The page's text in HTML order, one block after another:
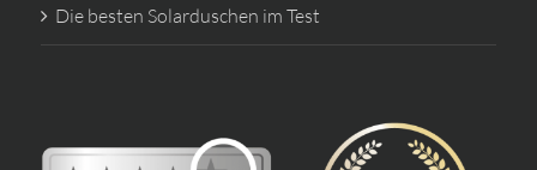
Die besten Solarduschen im Test